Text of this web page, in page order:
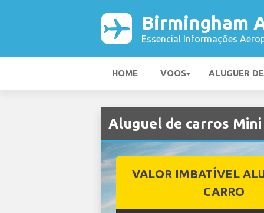
Birmingham
Essencial Informações
HOME VOOS ALUGUER
Aluguel de carros
VALOR IMBATÍVEL
CARRO